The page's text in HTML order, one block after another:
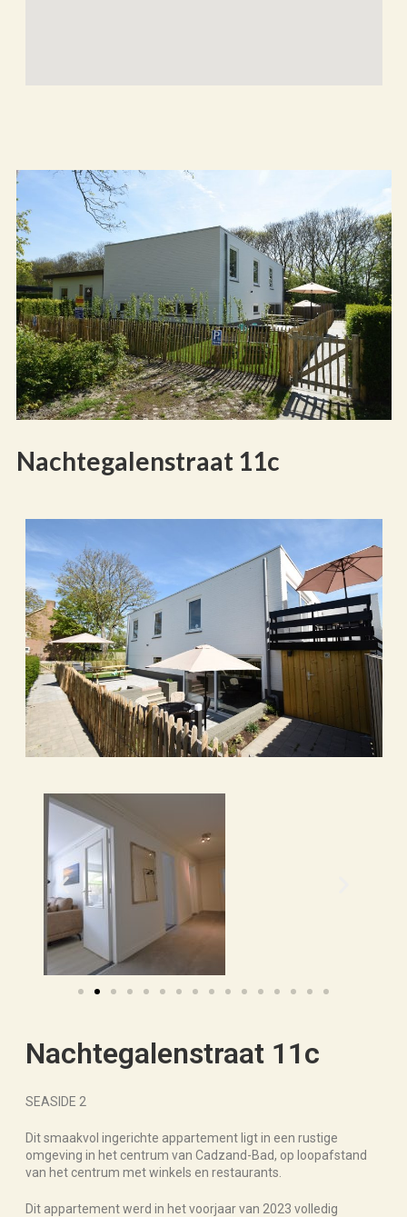
Nachtegalenstraat 11c
Nachtegalenstraat 11c
SEASIDE 2
Dit smaakvol ingerichte appartement ligt in een rustige
omgeving in het centrum van Cadzand-Bad, op loopafstand
van het centrum met winkels en restaurants.
Dit appartement werd in het voorjaar van 2023 volledig